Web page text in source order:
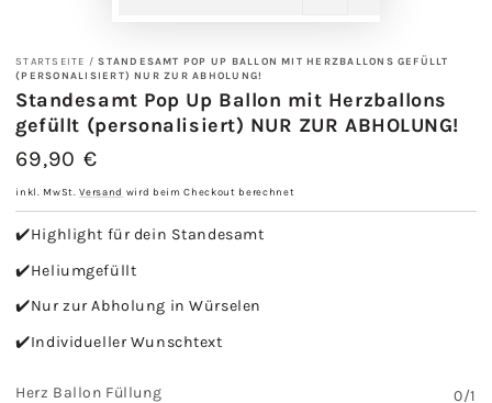
STARTSEITE / STANDESAMT POP UP BALLON MIT HERZBALLONS GEFÜLLT
(PERSONALISIERT) NUR ZUR ABHOLUNG!
Standesamt Pop Up Ballon mit Herzballons
gefüllt (personalisiert) NUR ZUR ABHOLUNG!
Regulärer
69,90 €
inkl. MwSt.Versand wird beim Checkout berechnet
✔️Highlight für dein Standesamt
✔️Heliumgefüllt
✔️Nur zur Abholung in Würselen
✔️Individueller Wunschtext